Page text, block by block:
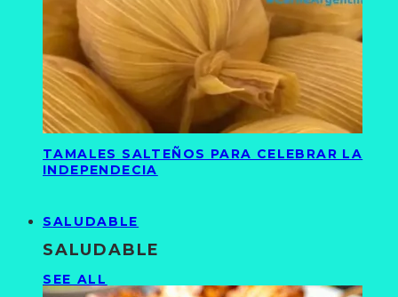
TAMALES SALTEÑOS PARA CELEBRAR LA
INDEPENDECIA
SALUDABLE
SALUDABLE
SEE ALL